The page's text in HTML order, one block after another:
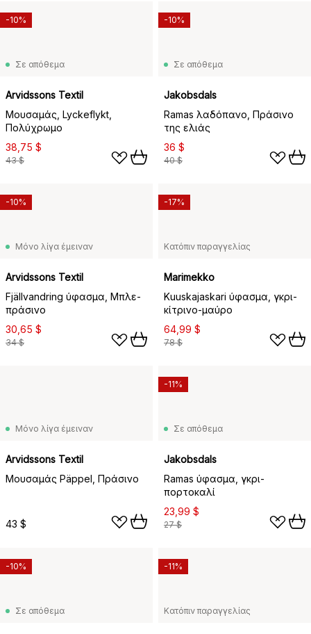
Σε απόθεμα
Arvidssons Textil
Μουσαμάς, Lyckeflykt,
Πολύχρωμο
38,75 $
43 $
-10%
Σε απόθεμα
Jakobsdals
Ramas λαδόπανο, Πράσινο
της ελιάς
36 $
40 $
-10%
Μόνο λίγα έμειναν
Arvidssons Textil
Fjällvandring ύφασμα, Μπλε-
πράσινο
30,65 $
34 $
-10%
Κατόπιν παραγγελίας
Marimekko
Kuuskajaskari ύφασμα, γκρι-
κίτρινο-μαύρο
64,99 $
78 $
-17%
Μόνο λίγα έμειναν
Arvidssons Textil
Μουσαμάς Päppel, Πράσινο
43 $
Σε απόθεμα
Jakobsdals
Ramas ύφασμα, γκρι-
πορτοκαλί
23,99 $
27 $
-11%
Σε απόθεμα
-10%
Κατόπιν παραγγελίας
-11%